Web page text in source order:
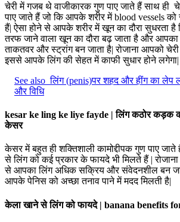
चेरी में गजब थे वाजीकारक गुण पाए जाते हैं साथ ही
पाए जाते हैं जो कि आपके शरीर में blood vessels
हैं| ऐसा होने से आपके शरीर में खून का दौरा सुधरता
तरफ जाने वाला खून का दौरा बढ़ जाता है और
ताकतवर और स्ट्रांग बन जाता है| रोजाना आपको
इससे आपके लिंग की सेहत में काफी सुधार होने लगेगा|
See also लिंग (penis)पर शहद और हींग का लेप
और विधि
kesar ke ling ke liye fayde | लिंग कठोर कड़क
केसर
केसर में बहुत ही शक्तिशाली कामोद्दीपक गुण पाए
से लिंग को कई प्रकार के फायदे भी मिलते हैं |
से आपका लिंग अधिक सक्रिय और संवेदनशील बन
आपके पेनिस को अच्छा तनाव पाने में मदद मिलती है|
केला खाने से लिंग को फायदे | banana benefits